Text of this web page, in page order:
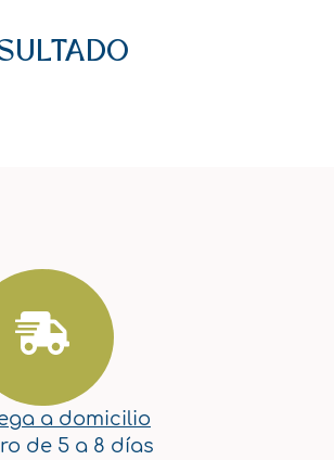
a domicilio
de 5 a 8 días